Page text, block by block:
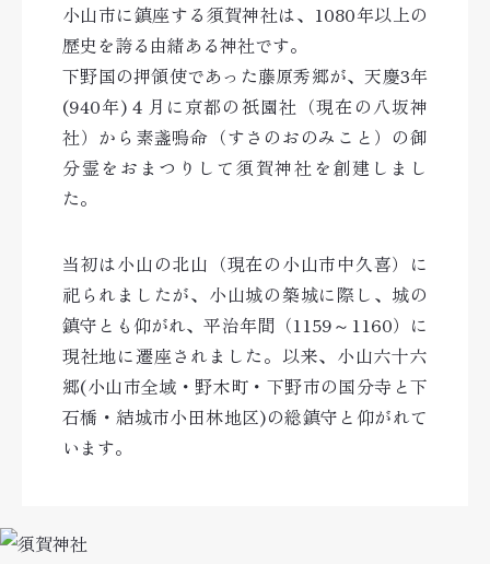
小山市に鎮座する須賀神社は、1080年以上の
歴史を誇る由緒ある神社です。
下野国の押領使であった藤原秀郷が、天慶3年
(940年)４月に京都の祇園社（現在の八坂神
社）から素盞嗚命（すさのおのみこと）の御
分霊をおまつりして須賀神社を創建しまし
た。
当初は小山の北山（現在の小山市中久喜）に
祀られましたが、小山城の築城に際し、城の
鎮守とも仰がれ、平治年間（1159～1160）に
現社地に遷座されました。以来、小山六十六
郷(小山市全域・野木町・下野市の国分寺と下
石橋・結城市小田林地区)の総鎮守と仰がれて
います。